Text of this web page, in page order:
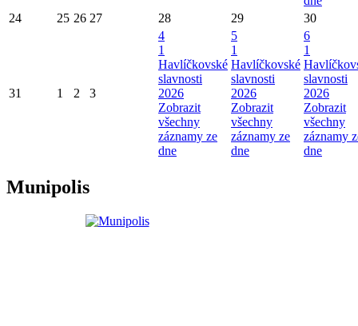
24
25 26 27 28 29 30
31 1 2 3
4
1
Havlíčkovské
slavnosti
2026
Zobrazit
všechny
záznamy ze
dne
5
1
Havlíčkovské
slavnosti
2026
Zobrazit
všechny
záznamy ze
dne
6
1
slavnosti
2026
Zobrazit
všechny
záznamy
dne
Munipolis